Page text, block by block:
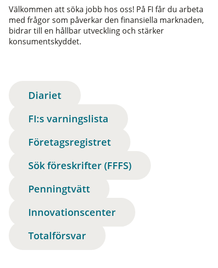
Välkommen att söka jobb hos oss! På FI får du arbeta
med frågor som påverkar den finansiella marknaden,
bidrar till en hållbar utveckling och stärker
konsumentskyddet.
Diariet
FI:s varningslista
Företagsregistret
Sök föreskrifter (FFFS)
Penningtvätt
Innovationscenter
Totalförsvar